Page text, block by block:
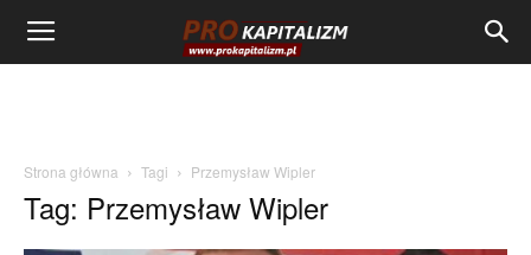
Strona główna Tagi Przemysław Wipler
Tag: Przemysław Wipler